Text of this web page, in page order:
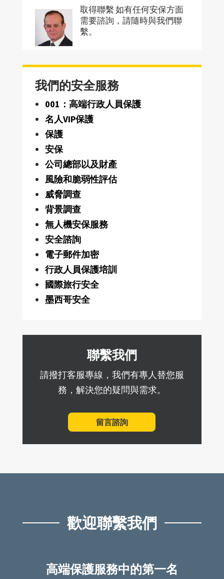
取得聯繫 如有任何安保方面
需要諮詢，請隨時與我們聯
繫。
我們的安全服務
001：高端行政人員保護
名人VIP保護
保護
安保
公司總部以及財產
風險和脆弱性評估
威脅調查
背景調查
無人機安保服務
安全諮詢
電子郵件加密
行政人員保護培訓
國際旅行安全
墨西哥安全
聯繫我們
請撥打客服專線，我們有專人替您服
務，解決您的疑問與需求。
留言諮詢
歡迎聯繫我們
高端保護服務中的第一名